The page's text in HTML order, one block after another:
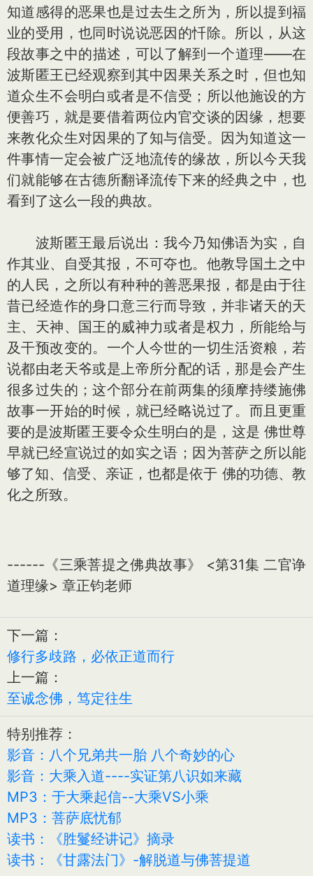
知道感得的恶果也是过去生之所为，所以提到福
业的受用，也同时说说恶因的忏除。所以，从这
段故事之中的描述，可以了解到一个道理——在
波斯匿王已经观察到其中因果关系之时，但也知
道众生不会明白或者是不信受；所以他施设的方
便善巧，就是要借着两位内官交谈的因缘，想要
来教化众生对因果的了知与信受。因为知道这一
件事情一定会被广泛地流传的缘故，所以今天我
们就能够在古德所翻译流传下来的经典之中，也
看到了这么一段的典故。
波斯匿王最后说出：我今乃知佛语为实，自
作其业、自受其报，不可夺也。他教导国土之中
的人民，之所以有种种的善恶果报，都是由于往
昔已经造作的身口意三行而导致，并非诸天的天
主、天神、国王的威神力或者是权力，所能给与
及干预改变的。一个人今世的一切生活资粮，若
说都由老天爷或是上帝所分配的话，那是会产生
很多过失的；这个部分在前两集的须摩持缕施佛
故事一开始的时候，就已经略说过了。而且更重
要的是波斯匿王要令众生明白的是，这是 佛世尊
早就已经宣说过的如实之语；因为菩萨之所以能
够了知、信受、亲证，也都是依于 佛的功德、教
化之所致。
------《三乘菩提之佛典故事》 <第31集 二官诤
道理缘> 章正钧老师
下一篇：
修行多歧路，必依正道而行
上一篇：
至诚念佛，笃定往生
特别推荐：
影音：八个兄弟共一胎 八个奇妙的心
影音：大乘入道----实证第八识如来藏
MP3：于大乘起信--大乘VS小乘
MP3：菩萨底忧郁
读书：《胜鬘经讲记》摘录
读书：《甘露法门》-解脱道与佛菩提道